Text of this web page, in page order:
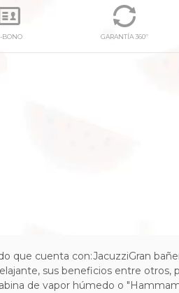
BONO GARANTÍA 360º
que cuenta con:JacuzziGran
sus beneficios entre otros,
de vapor húmedo o